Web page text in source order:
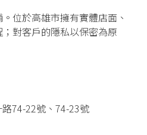
位於高雄市擁有實體店面、
對客戶的隱私以保密為原
74-22號、74-23號